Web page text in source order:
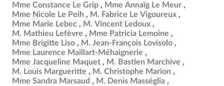
Mme Constance Le Grip
Mme Annaïg Le Meur
Mme Nicole Le Peih
M. Fabrice Le Vigoureux
Mme Marie Lebec
M. Vincent Ledoux
M. Mathieu Lefèvre
Mme Patricia Lemoine
Mme Brigitte Liso
M. Jean-François Lovisolo
Mme Laurence Maillart-Méhaignerie
Mme Jacqueline Maquet
M. Bastien Marchive
M. Louis Margueritte
M. Christophe Marion
Mme Sandra Marsaud
M. Denis Masséglia